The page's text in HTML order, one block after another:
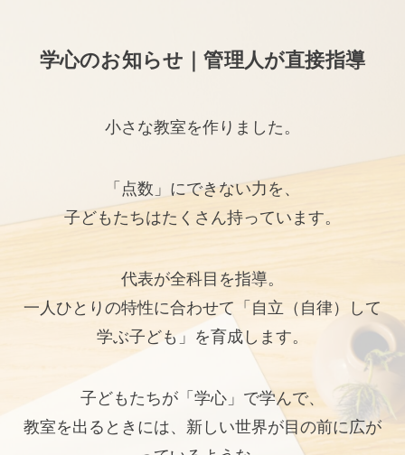
学心のお知らせ｜管理人が直接指導
小さな教室を作りました。
「点数」にできない力を、
子どもたちはたくさん持っています。
代表が全科目を指導。
一人ひとりの特性に合わせて「自立（自律）して
学ぶ子ども」を育成します。
子どもたちが「学心」で学んで、
教室を出るときには、新しい世界が目の前に広が